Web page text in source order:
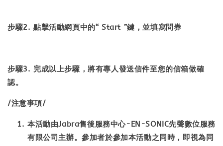
步驟2. 點擊活動網頁中的“ Start ”鍵，並填寫問券
步驟3. 完成以上步驟，將有專人發送信件至您的信箱做確
認。
/注意事項/
本活動由Jabra售後服務中心-EN-SONIC先聲數位服務
有限公司主辦。參加者於參加本活動之同時，即視為同